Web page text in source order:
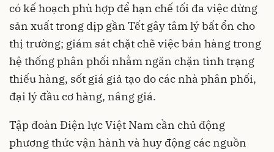
có kế hoạch phù hợp để hạn chế tối đa việc dừng
sản xuất trong dịp gần Tết gây tâm lý bất ổn cho
thị trường; giám sát chặt chẽ việc bán hàng trong
hệ thống phân phối nhằm ngăn chặn tình trạng
thiếu hàng, sốt giá giả tạo do các nhà phân phối,
đại lý đầu cơ hàng, nâng giá.
Tập đoàn Điện lực Việt Nam cần chủ động
phương thức vận hành và huy động các nguồn